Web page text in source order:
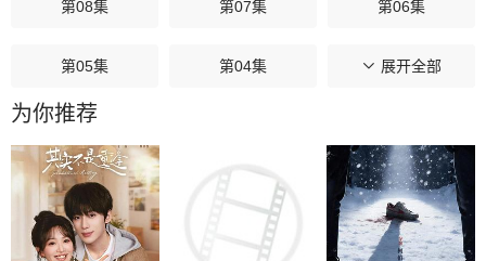
第08集 第07集 第06集
第05集 第04集 第03集
第02集
展开全部
为你推荐